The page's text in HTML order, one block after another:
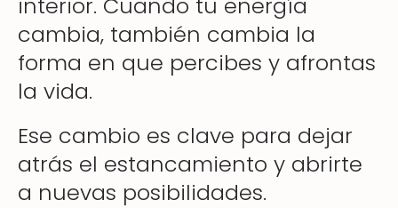
cambia, también cambia la
forma en que percibes y afrontas
la vida.
Ese cambio es clave para dejar
atrás el estancamiento y abrirte
a nuevas posibilidades.